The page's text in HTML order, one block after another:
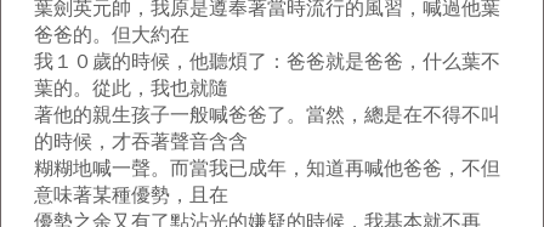
葉劍英元帥，我原是遵奉著當時流行的風習，喊過他葉
爸爸的。但大約在
我１０歲的時候，他聽煩了：爸爸就是爸爸，什么葉不
葉的。從此，我也就隨
著他的親生孩子一般喊爸爸了。當然，總是在不得不叫
的時候，才吞著聲音含含
糊糊地喊一聲。而當我已成年，知道再喊他爸爸，不但
意味著某種優勢，且在
優勢之余又有了點沾光的嫌疑的時候，我基本就不再